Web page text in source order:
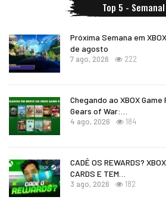
Top 5 - Semanal
Próxima Semana em
de agosto
7 ago, 2026 222
Chegando ao XBOX
Gears of War:…
4 ago, 2026 184
CADÊ OS REWARDS?
CARDS E TEM…
3 ago, 2026 182